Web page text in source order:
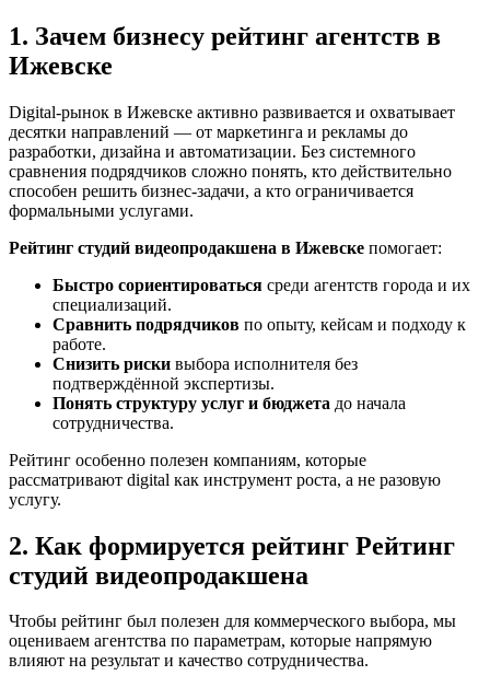
1. Зачем бизнесу рейтинг агентств в
Ижевске
Digital-рынок в Ижевске активно развивается и охватывает
десятки направлений — от маркетинга и рекламы до
разработки, дизайна и автоматизации. Без системного
сравнения подрядчиков сложно понять, кто действительно
способен решить бизнес-задачи, а кто ограничивается
формальными услугами.
Рейтинг студий видеопродакшена в Ижевске помогает:
Быстро сориентироваться среди агентств города и их
специализаций.
Сравнить подрядчиков по опыту, кейсам и подходу к
работе.
Снизить риски выбора исполнителя без
подтверждённой экспертизы.
Понять структуру услуг и бюджета до начала
сотрудничества.
Рейтинг особенно полезен компаниям, которые
рассматривают digital как инструмент роста, а не разовую
услугу.
2. Как формируется рейтинг Рейтинг
студий видеопродакшена
Чтобы рейтинг был полезен для коммерческого выбора, мы
оцениваем агентства по параметрам, которые напрямую
влияют на результат и качество сотрудничества.